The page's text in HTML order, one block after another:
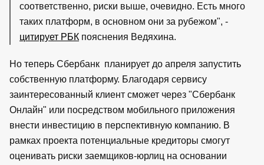
соответственно, риски выше, очевидно. Есть много
таких платформ, в основном они за рубежом", -
цитирует РБК пояснения Ведяхина.
Но теперь Сбербанк планирует до апреля запустить
собственную платформу. Благодаря сервису
заинтересованный клиент сможет через "Сбербанк
Онлайн" или посредством мобильного приложения
внести инвестицию в перспективную компанию. В
рамках проекта потенциальные кредиторы смогут
оценивать риски заемщиков-юрлиц на основании